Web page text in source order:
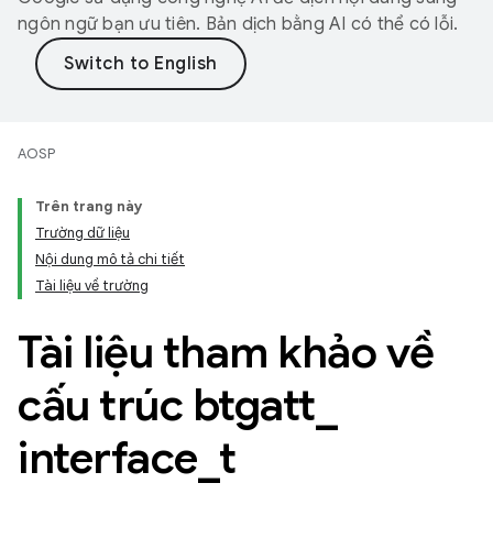
ngôn ngữ bạn ưu tiên. Bản dịch bằng AI có thể có lỗi.
AOSP
Trên trang này
Trường dữ liệu
Nội dung mô tả chi tiết
Tài liệu về trường
Tài liệu tham khảo về
cấu trúc btgatt
interface t